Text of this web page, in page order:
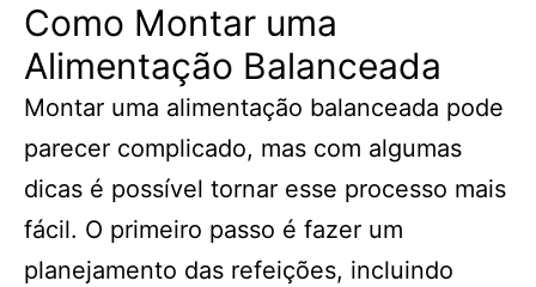
Como Montar uma
Alimentação Balanceada
Montar uma alimentação balanceada pode
parecer complicado, mas com algumas
dicas é possível tornar esse processo mais
fácil. O primeiro passo é fazer um
planejamento das refeições, incluindo